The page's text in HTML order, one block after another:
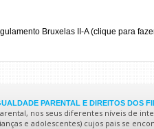
Bruxelas II-A (clique para
PARENTAL E DIREITOS DOS
nos seus diferentes níveis de
e adolescentes) cujos pais se